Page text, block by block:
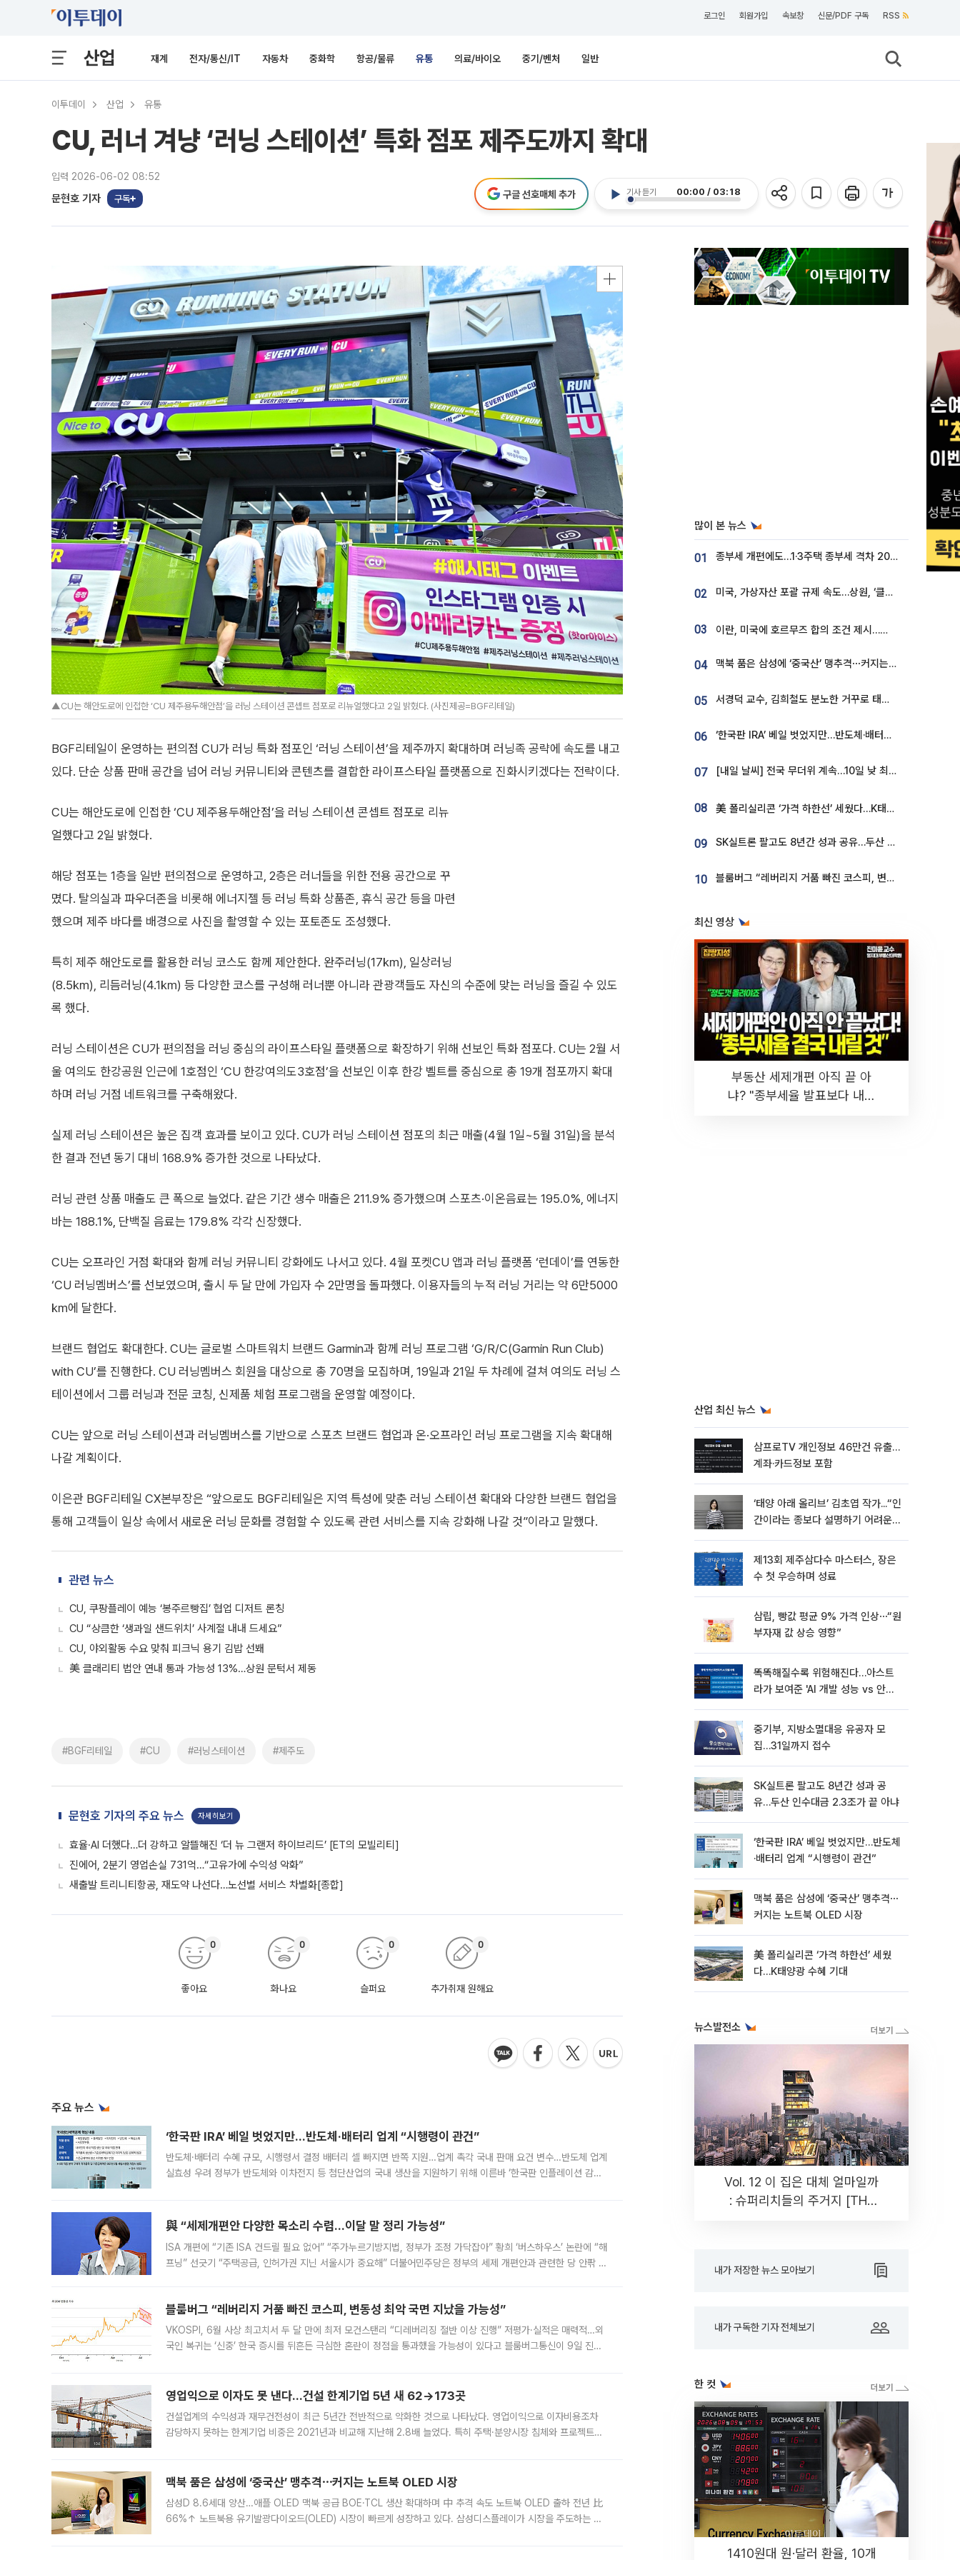
로그인 회원가입 속보창 신문/PDF 구독 RSS
산업 재계 전자/통신/IT 자동차 중화학 항공/물류 유통 의료/바이오 중기/벤처 일반
이투데이 산업 유통
CU, 러너 겨냥 ‘러닝 스테이션’ 특화 점포 제주도까지 확대
입력 2026-06-02 08:52
문현호 기자 구독
기사 듣기 00:00 / 03:18
구글 선호매체 추가
▲CU는 해안도로에 인접한 ‘CU 제주용두해안점’을 러닝 스테이션 콘셉트 점포로 리뉴얼했다고 2일 밝혔다. (사진제공=BGF리테일)
BGF리테일이 운영하는 편의점 CU가 러닝 특화 점포인 ‘러닝 스테이션’을 제주까지 확대하며 러닝족 공략에 속도를 내고
있다. 단순 상품 판매 공간을 넘어 러닝 커뮤니티와 콘텐츠를 결합한 라이프스타일 플랫폼으로 진화시키겠다는 전략이다.
CU는 해안도로에 인접한 ‘CU 제주용두해안점’을 러닝 스테이션 콘셉트 점포로 리뉴
얼했다고 2일 밝혔다.
해당 점포는 1층을 일반 편의점으로 운영하고, 2층은 러너들을 위한 전용 공간으로 꾸
몄다. 탈의실과 파우더존을 비롯해 에너지젤 등 러닝 특화 상품존, 휴식 공간 등을 마련
했으며 제주 바다를 배경으로 사진을 촬영할 수 있는 포토존도 조성했다.
특히 제주 해안도로를 활용한 러닝 코스도 함께 제안한다. 완주러닝(17㎞), 일상러닝
(8.5㎞), 리듬러닝(4.1㎞) 등 다양한 코스를 구성해 러너뿐 아니라 관광객들도 자신의 수준에 맞는 러닝을 즐길 수 있도
록 했다.
러닝 스테이션은 CU가 편의점을 러닝 중심의 라이프스타일 플랫폼으로 확장하기 위해 선보인 특화 점포다. CU는 2월 서
울 여의도 한강공원 인근에 1호점인 ‘CU 한강여의도3호점’을 선보인 이후 한강 벨트를 중심으로 총 19개 점포까지 확대
하며 러닝 거점 네트워크를 구축해왔다.
실제 러닝 스테이션은 높은 집객 효과를 보이고 있다. CU가 러닝 스테이션 점포의 최근 매출(4월 1일~5월 31일)을 분석
한 결과 전년 동기 대비 168.9% 증가한 것으로 나타났다.
러닝 관련 상품 매출도 큰 폭으로 늘었다. 같은 기간 생수 매출은 211.9% 증가했으며 스포츠·이온음료는 195.0%, 에너지
바는 188.1%, 단백질 음료는 179.8% 각각 신장했다.
CU는 오프라인 거점 확대와 함께 러닝 커뮤니티 강화에도 나서고 있다. 4월 포켓CU 앱과 러닝 플랫폼 ‘런데이’를 연동한
‘CU 러닝멤버스’를 선보였으며, 출시 두 달 만에 가입자 수 2만명을 돌파했다. 이용자들의 누적 러닝 거리는 약 6만5000
㎞에 달한다.
브랜드 협업도 확대한다. CU는 글로벌 스마트워치 브랜드 Garmin과 함께 러닝 프로그램 ‘G/R/C(Garmin Run Club)
with CU’를 진행한다. CU 러닝멤버스 회원을 대상으로 총 70명을 모집하며, 19일과 21일 두 차례에 걸쳐 여의도 러닝 스
테이션에서 그룹 러닝과 전문 코칭, 신제품 체험 프로그램을 운영할 예정이다.
CU는 앞으로 러닝 스테이션과 러닝멤버스를 기반으로 스포츠 브랜드 협업과 온·오프라인 러닝 프로그램을 지속 확대해
나갈 계획이다.
이은관 BGF리테일 CX본부장은 “앞으로도 BGF리테일은 지역 특성에 맞춘 러닝 스테이션 확대와 다양한 브랜드 협업을
통해 고객들이 일상 속에서 새로운 러닝 문화를 경험할 수 있도록 관련 서비스를 지속 강화해 나갈 것”이라고 말했다.
관련 뉴스
CU, 쿠팡플레이 예능 ‘봉주르빵집’ 협업 디저트 론칭
CU “상큼한 ‘생과일 샌드위치’ 사계절 내내 드세요”
CU, 야외활동 수요 맞춰 피크닉 용기 김밥 선봬
美 클래리티 법안 연내 통과 가능성 13%…상원 문턱서 제동
#BGF리테일 #CU #러닝스테이션 #제주도
문현호 기자의 주요 뉴스 자세히보기
효율·AI 더했다…더 강하고 알뜰해진 ‘더 뉴 그랜저 하이브리드’ [ET의 모빌리티]
진에어, 2분기 영업손실 731억…“고유가에 수익성 악화”
새출발 트리니티항공, 재도약 나선다…노선별 서비스 차별화[종합]
좋아요
0
화나요
0
슬퍼요
0
추가취재 원해요
0
주요 뉴스
‘한국판 IRA’ 베일 벗었지만…반도체·배터리 업계 “시행령이 관건”
반도체·배터리 수혜 규모, 시행령서 결정 배터리 셀 빠지면 반쪽 지원…업계 촉각 국내 판매 요건 변수…반도체 업계
실효성 우려 정부가 반도체와 이차전지 등 첨단산업의 국내 생산을 지원하기 위해 이른바 ‘한국판 인플레이션 감축
與 “세제개편안 다양한 목소리 수렴…이달 말 정리 가능성”
ISA 개편에 “기존 ISA 건드릴 필요 없어” “주가누르기방지법, 정부가 조정 가닥잡아” 황희 ‘버스하우스’ 논란에 “해
프닝” 선긋기 “주택공급, 인허가권 지닌 서울시가 중요해” 더불어민주당은 정부의 세제 개편안과 관련한 당 안팎 의
블룸버그 “레버리지 거품 빠진 코스피, 변동성 최악 국면 지났을 가능성”
VKOSPI, 6월 사상 최고치서 두 달 만에 최저 모건스탠리 “디레버리징 절반 이상 진행” 저평가·실적은 매력적…외
국인 복귀는 ‘신중’ 한국 증시를 뒤흔든 극심한 혼란이 정점을 통과했을 가능성이 있다고 블룸버그통신이 9일 진단
영업익으로 이자도 못 낸다…건설 한계기업 5년 새 62→173곳
건설업계의 수익성과 재무건전성이 최근 5년간 전반적으로 악화한 것으로 나타났다. 영업이익으로 이자비용조차
감당하지 못하는 한계기업 비중은 2021년과 비교해 지난해 2.8배 늘었다. 특히 주택·분양시장 침체와 프로젝트파
맥북 품은 삼성에 ‘중국산’ 맹추격⋯커지는 노트북 OLED 시장
삼성D 8.6세대 양산…애플 OLED 맥북 공급 BOE·TCL 생산 확대하며 中 추격 속도 노트북 OLED 출하 전년 比
66%↑ 노트북용 유기발광다이오드(OLED) 시장이 빠르게 성장하고 있다. 삼성디스플레이가 시장을 주도하는 가
많이 본 뉴스
01 종부세 개편에도…1·3주택 종부세 격차 2028년부터 확대
02 미국, 가상자산 포괄 규제 속도…상원, ‘클래리티법’ 9월 절차투표 추진
03 이란, 미국에 호르무즈 합의 조건 제시…美 “경기 아직 안 끝나” [종합]
04 맥북 품은 삼성에 ‘중국산’ 맹추격⋯커지는 노트북 OLED 시장
05 서경덕 교수, 김희철도 분노한 거꾸로 태극기⋯"엉터리는 아냐, 아쉬울 뿐"
06 ‘한국판 IRA’ 베일 벗었지만…반도체·배터리 업계 “시행령이 관건”
07 [내일 날씨] 전국 무더위 계속…10일 낮 최고 34도 육박
08 美 폴리실리콘 ‘가격 하한선’ 세웠다…K태양광 수혜 기대
09 SK실트론 팔고도 8년간 성과 공유…두산 인수대금 2.3조가 끝 아냐
10 블룸버그 “레버리지 거품 빠진 코스피, 변동성 최악 국면 지났을 가능성”
최신 영상
부동산 세제개편 아직 끝 아
냐? "종부세율 발표보다 내릴
산업 최신 뉴스
삼프로TV 개인정보 46만건 유출…
계좌·카드정보 포함
‘태양 아래 올리브’ 김초엽 작가...“인
간이라는 종보다 설명하기 어려운
뷰]
제13회 제주삼다수 마스터스, 장은
수 첫 우승하며 성료
삼립, 빵값 평균 9% 가격 인상⋯“원
부자재 값 상승 영향”
똑똑해질수록 위험해진다…아스트
라가 보여준 'AI 개발 성능 vs 안전
중기부, 지방소멸대응 유공자 모
집…31일까지 접수
SK실트론 팔고도 8년간 성과 공
유…두산 인수대금 2.3조가 끝 아냐
‘한국판 IRA’ 베일 벗었지만…반도체
·배터리 업계 “시행령이 관건”
맥북 품은 삼성에 ‘중국산’ 맹추격⋯
커지는 노트북 OLED 시장
美 폴리실리콘 ‘가격 하한선’ 세웠
다…K태양광 수혜 기대
뉴스발전소
Vol. 12 이 집은 대체 얼마일까
: 슈퍼리치들의 주거지 [THE
내가 저장한 뉴스 모아보기
내가 구독한 기자 전체보기
한 컷
1410원대 원·달러 환율, 10개